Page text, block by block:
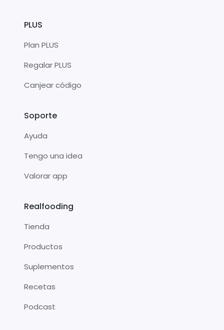
PLUS
Plan PLUS
Regalar PLUS
Canjear código
Soporte
Ayuda
Tengo una idea
Valorar app
Realfooding
Tienda
Productos
Suplementos
Recetas
Podcast